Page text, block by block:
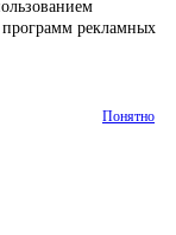
рекламных
Понятно